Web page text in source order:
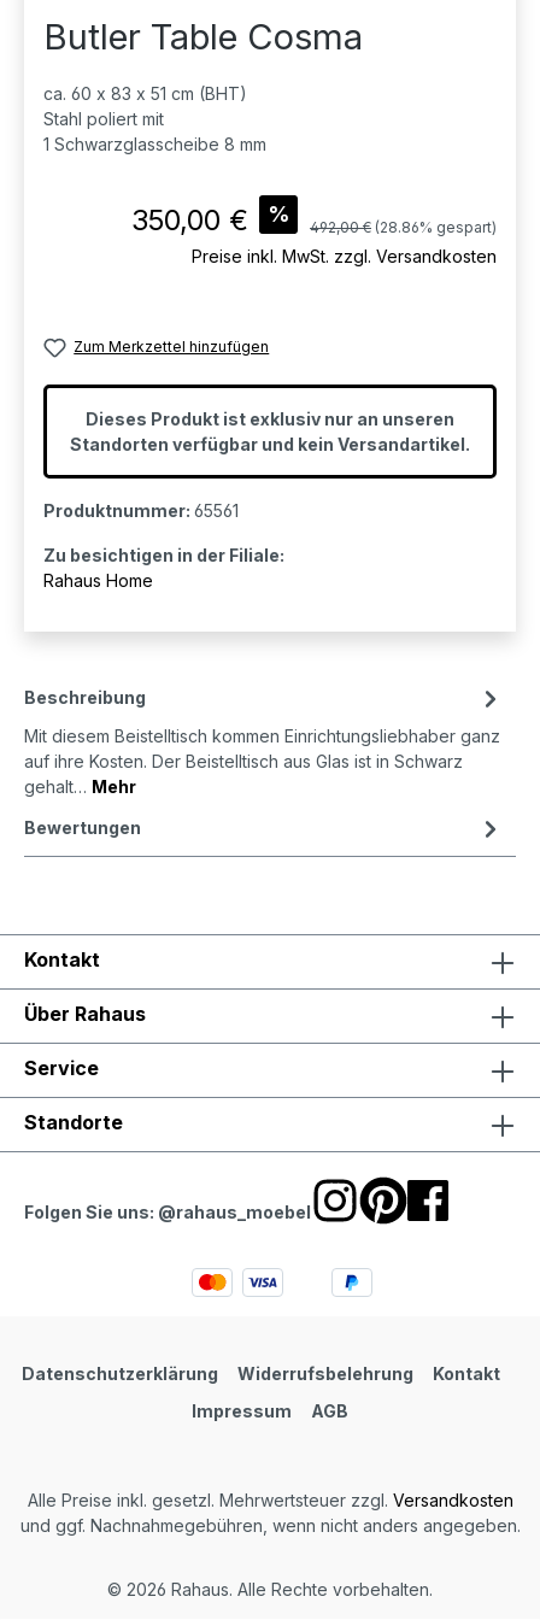
Butler Table Cosma
ca. 60 x 83 x 51 cm (BHT)
Stahl poliert mit
1 Schwarzglasscheibe 8 mm
Verkaufspreis:
350,00 € % Regulärer Preis:
492,00 € (28.86% gespart)
Preise inkl. MwSt. zzgl. Versandkosten
Zum Merkzettel hinzufügen
Dieses Produkt ist exklusiv nur an unseren
Standorten verfügbar und kein Versandartikel.
Produktnummer: 65561
Zu besichtigen in der Filiale:
Rahaus Home
Beschreibung
Mit diesem Beistelltisch kommen Einrichtungsliebhaber ganz
auf ihre Kosten. Der Beistelltisch aus Glas ist in Schwarz
gehalt… Mehr
Bewertungen
Kontakt
Über Rahaus
Service
Standorte
Folgen Sie uns: @rahaus_moebel
Datenschutzerklärung Widerrufsbelehrung
Kontakt
Impressum
AGB
Alle Preise inkl. gesetzl. Mehrwertsteuer zzgl. Versandkosten
und ggf. Nachnahmegebühren, wenn nicht anders angegeben.
© 2026 Rahaus. Alle Rechte vorbehalten.